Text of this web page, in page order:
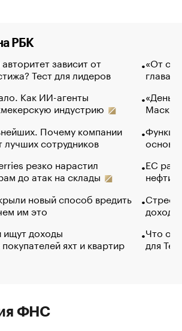
РБК
зависит от
Тест для лидеров
Как ИИ-агенты
индустрию
Почему компании
лучших сотрудников
резко нарастил
до атак на склады
новый способ вредить
им это
ищут доходы
яхт и квартир
«От
глава
Маск в
основ
ЕС
нефти
Что
для
ФНС